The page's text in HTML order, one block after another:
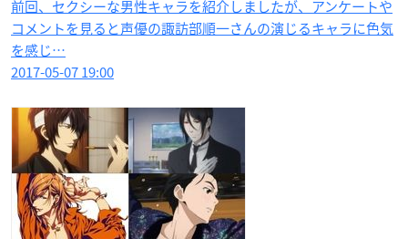
前回、セクシーな男性キャラを紹介しましたが、アンケートや
コメントを見ると声優の諏訪部順一さんの演じるキャラに色気
を感じ…
2017-05-07 19:00